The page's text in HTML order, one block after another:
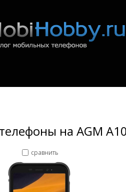
на AGM
сравнить